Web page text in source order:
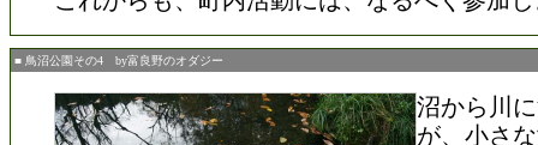
■ 鳥沼公園その4 by富良野のオダジー
沼から川
が、小さ